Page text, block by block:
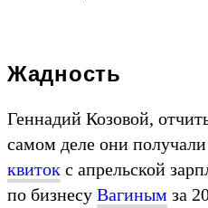
Жадность
Геннадий Козовой,
самом деле они
квиток с апрельской
по бизнесу Вагиным за